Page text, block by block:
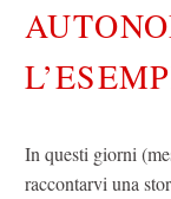
In questi giorni
raccontarvi una